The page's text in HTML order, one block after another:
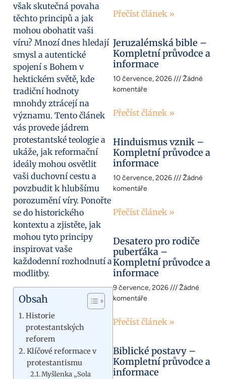
však skutečná povaha
těchto principů a jak
mohou obohatit vaši
víru? Mnozí dnes hledají
smysl a autentické
spojení s Bohem v
hektickém světě, kde
tradiční hodnoty
mnohdy ztrácejí na
významu. Tento článek
vás provede jádrem
protestantské teologie a
ukáže, jak reformační
ideály mohou osvětlit
vaši duchovní cestu a
povzbudit k hlubšímu
porozumění víry. Ponořte
se do historického
kontextu a zjistěte, jak
mohou tyto principy
inspirovat vaše
každodenní rozhodnutí a
modlitby.
Obsah
Historie
protestantských
reforem
Klíčové reformace v
protestantismu
Myšlenka „Sola
Přečíst článek »
Jeruzalémská bible –
Kompletní průvodce a
informace
10 července, 2026
Žádné
komentáře
Přečíst článek »
Hinduismus vznik –
Kompletní průvodce a
informace
10 července, 2026
Žádné
komentáře
Přečíst článek »
Desatero pro rodiče
puberťáka –
Kompletní průvodce a
informace
9 července, 2026
Žádné
komentáře
Přečíst článek »
Biblické postavy –
Kompletní průvodce a
informace